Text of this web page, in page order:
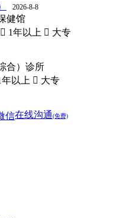
2026-8-8
健馆
 1年以上  大专
合）诊所
年以上  大专
信在线沟通(免费)